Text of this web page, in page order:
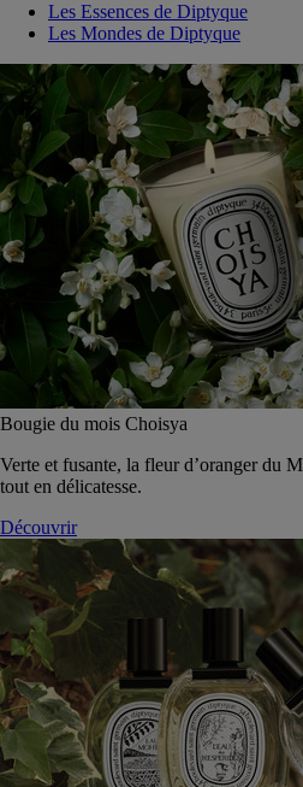
Les Essences de Diptyque
Les Mondes de Diptyque
Bougie du mois Choisya
Verte et fusante, la fleur d’oranger du
tout en délicatesse.
Découvrir